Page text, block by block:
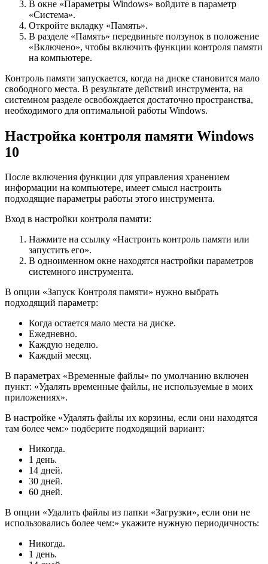
В окне «Параметры Windows» войдите в параметр
«Система».
Откройте вкладку «Память».
В разделе «Память» передвиньте ползунок в положение
«Включено», чтобы включить функции контроля памяти
на компьютере.
Контроль памяти запускается, когда на диске становится мало
свободного места. В результате действий инструмента, на
системном разделе освобождается достаточно пространства,
необходимого для оптимальной работы Windows.
Настройка контроля памяти Windows
10
После включения функции для управления хранением
информации на компьютере, имеет смысл настроить
подходящие параметры работы этого инструмента.
Вход в настройки контроля памяти:
Нажмите на ссылку «Настроить контроль памяти или
запустить его».
В одноименном окне находятся настройки параметров
системного инструмента.
В опции «Запуск Контроля памяти» нужно выбрать
подходящий параметр:
Когда остается мало места на диске.
Ежедневно.
Каждую неделю.
Каждый месяц.
В параметрах «Временные файлы» по умолчанию включен
пункт: «Удалять временные файлы, не используемые в моих
приложениях».
В настройке «Удалять файлы их корзины, если они находятся
там более чем:» подберите подходящий вариант:
Никогда.
1 день.
14 дней.
30 дней.
60 дней.
В опции «Удалить файлы из папки «Загрузки», если они не
использовались более чем:» укажите нужную периодичность:
Никогда.
1 день.